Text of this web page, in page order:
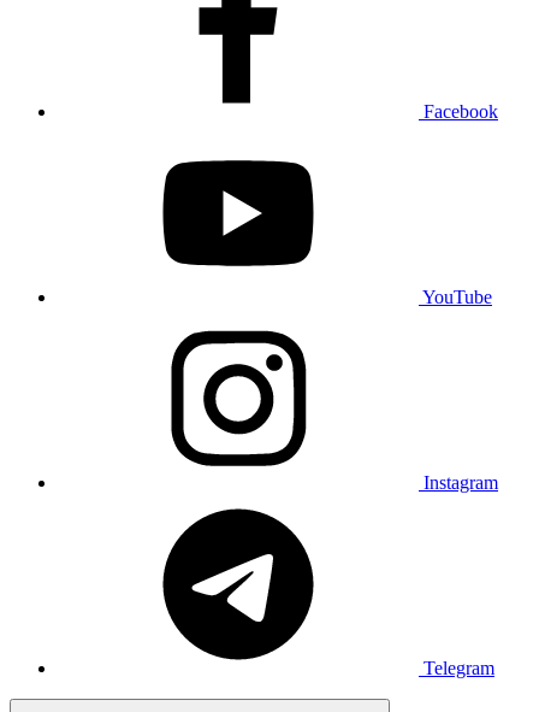
Facebook
YouTube
Instagram
Telegram